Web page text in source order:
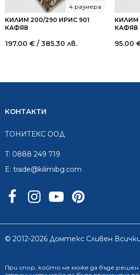
КИЛИМ 200/290 ИРИС 901
КАФЯВ
4 размера
197.00 € / 385.30 лв.
КИЛИМ
КАФЯВ
95.00
КОНТАКТИ
ТОНИТЕКС ООД
T: 0888 249 719
E: trade@kilimibg.com
© 2012-2026 Домтекс Сливен
При спор, който не може да бъде решен